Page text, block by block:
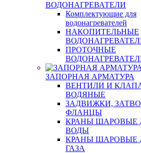
ВОДОНАГРЕВАТЕЛИ
Комплектующие для
водонагревателей
НАКОПИТЕЛЬНЫЕ
ПРОТОЧНЫЕ
ЗАПОРНАЯ АРМАТУРА
ВЕНТИЛИ И
ВОДЯНЫЕ
ЗАДВИЖКИ,
ФЛАНЦЫ
КРАНЫ ШАРОВЫЕ
ВОДЫ
КРАНЫ ШАРОВЫЕ
ГАЗА